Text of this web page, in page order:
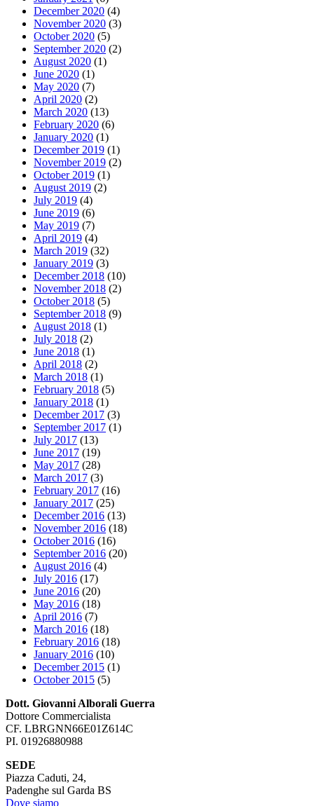
December 2020 (4)
November 2020 (3)
October 2020 (5)
September 2020 (2)
August 2020 (1)
June 2020 (1)
May 2020 (7)
April 2020 (2)
March 2020 (13)
February 2020 (6)
January 2020 (1)
December 2019 (1)
November 2019 (2)
October 2019 (1)
August 2019 (2)
July 2019 (4)
June 2019 (6)
May 2019 (7)
April 2019 (4)
March 2019 (32)
January 2019 (3)
December 2018 (10)
November 2018 (2)
October 2018 (5)
September 2018 (9)
August 2018 (1)
July 2018 (2)
June 2018 (1)
April 2018 (2)
March 2018 (1)
February 2018 (5)
January 2018 (1)
December 2017 (3)
September 2017 (1)
July 2017 (13)
June 2017 (19)
May 2017 (28)
March 2017 (3)
February 2017 (16)
January 2017 (25)
December 2016 (13)
November 2016 (18)
October 2016 (16)
September 2016 (20)
August 2016 (4)
July 2016 (17)
June 2016 (20)
May 2016 (18)
April 2016 (7)
March 2016 (18)
February 2016 (18)
January 2016 (10)
December 2015 (1)
October 2015 (5)
Dott. Giovanni Alborali Guerra
Dottore Commercialista
CF. LBRGNN66E01Z614C
PI. 01926880988
SEDE
Piazza Caduti, 24,
Padenghe sul Garda BS
Dove siamo